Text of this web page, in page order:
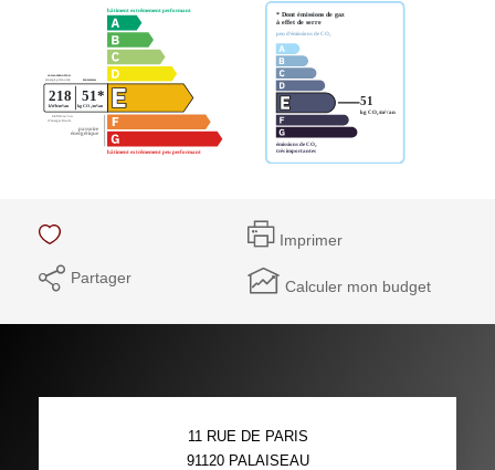
Imprimer
Partager Calculer mon budget
11 RUE DE PARIS
91120 PALAISEAU